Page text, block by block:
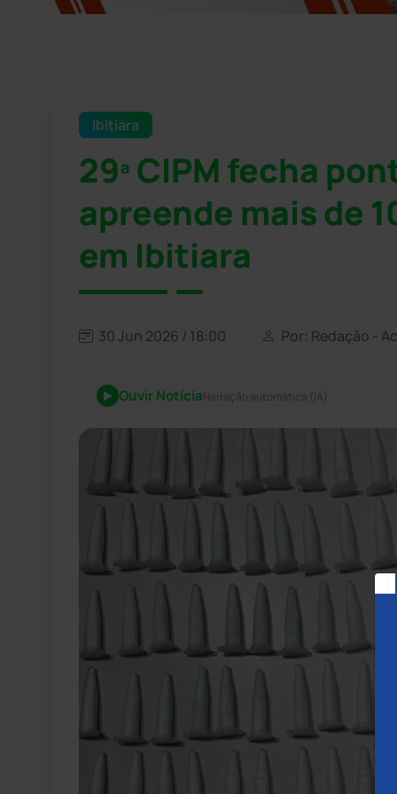
Ibitiara
29ª CIPM fecha
apreende mais de
em Ibitiara
30 Jun 2026 / 18:00 Por: Redação -
Ouvir NotíciaNarração automática (IA)